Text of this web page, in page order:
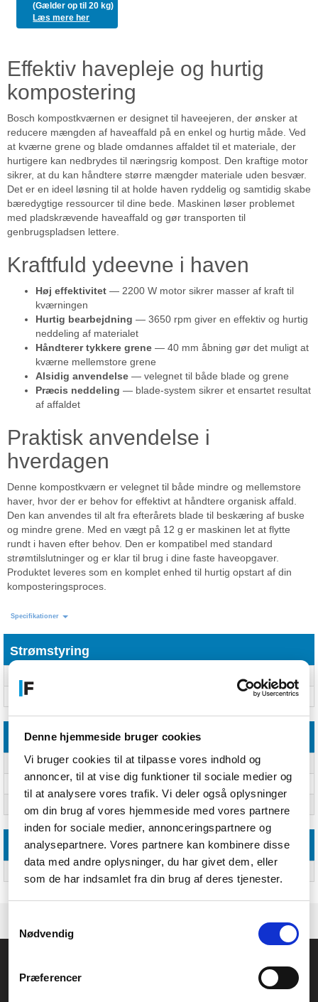
Denne hjemmeside bruger cookies
Vi bruger cookies til at tilpasse vores indhold og
annoncer, til at vise dig funktioner til sociale medier og
til at analysere vores trafik. Vi deler også oplysninger
om din brug af vores hjemmeside med vores partnere
inden for sociale medier, annonceringspartnere og
analysepartnere. Vores partnere kan kombinere disse
data med andre oplysninger, du har givet dem, eller
som de har indsamlet fra din brug af deres tjenester.
Nødvendig
Præferencer
(Gælder op til 20 kg)
Læs mere her
Effektiv havepleje og hurtig
kompostering
Bosch kompostkværnen er designet til haveejeren, der ønsker at
reducere mængden af haveaffald på en enkel og hurtig måde. Ved
at kværne grene og blade omdannes affaldet til et materiale, der
hurtigere kan nedbrydes til næringsrig kompost. Den kraftige motor
sikrer, at du kan håndtere større mængder materiale uden besvær.
Det er en ideel løsning til at holde haven ryddelig og samtidig skabe
bæredygtige ressourcer til dine bede. Maskinen løser problemet
med pladskrævende haveaffald og gør transporten til
genbrugspladsen lettere.
Kraftfuld ydeevne i haven
Høj effektivitet — 2200 W motor sikrer masser af kraft til
kværningen
Hurtig bearbejdning — 3650 rpm giver en effektiv og hurtig
neddeling af materialet
Håndterer tykkere grene — 40 mm åbning gør det muligt at
kværne mellemstore grene
Alsidig anvendelse — velegnet til både blade og grene
Præcis neddeling — blade-system sikrer et ensartet resultat
af affaldet
Praktisk anvendelse i
hverdagen
Denne kompostkværn er velegnet til både mindre og mellemstore
haver, hvor der er behov for effektivt at håndtere organisk affald.
Den kan anvendes til alt fra efterårets blade til beskæring af buske
og mindre grene. Med en vægt på 12 g er maskinen let at flytte
rundt i haven efter behov. Den er kompatibel med standard
strømtilslutninger og er klar til brug i dine faste haveopgaver.
Produktet leveres som en komplet enhed til hurtig opstart af din
komposteringsproces.
Specifikationer
Strømstyring
Vekselstrømsindgangsspænding
Funktioner
Skærekapacitet 40 mm
3650 rpm
Vægt & størrelser
CVR.: 26208637